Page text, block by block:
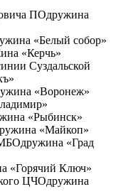
ПОдружина
«Белый собор»
«Керчь»
Суздальской
«Воронеж»
«Рыбинск»
«Майкоп»
дружина «Град
«Горячий Ключ»
ЦЧОдружина